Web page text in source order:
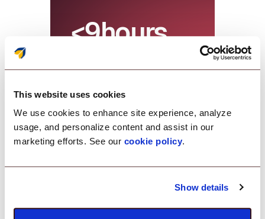
This website uses cookies
We use cookies to enhance site experience, analyze
usage, and personalize content and assist in our
marketing efforts. See our cookie policy.
Show details
<9hours